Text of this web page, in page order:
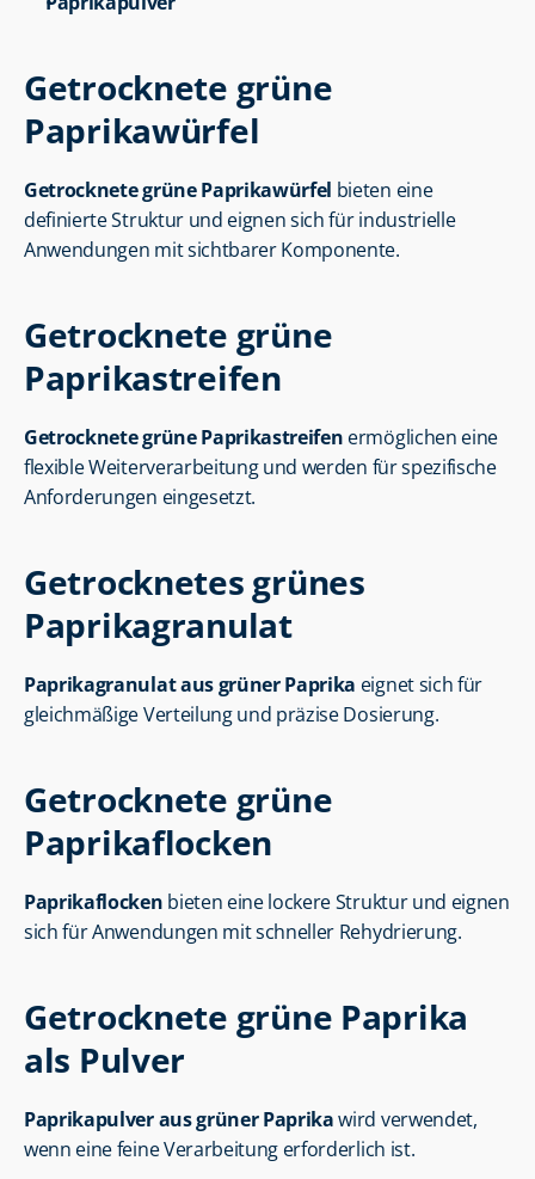
Getrocknete grüne
Paprikawürfel
Getrocknete grüne Paprikawürfel bieten eine
definierte Struktur und eignen sich für industrielle
Anwendungen mit sichtbarer Komponente.
Getrocknete grüne
Paprikastreifen
Getrocknete grüne Paprikastreifen ermöglichen eine
flexible Weiterverarbeitung und werden für spezifische
Anforderungen eingesetzt.
Getrocknetes grünes
Paprikagranulat
Paprikagranulat aus grüner Paprika eignet sich für
gleichmäßige Verteilung und präzise Dosierung.
Getrocknete grüne
Paprikaflocken
Paprikaflocken bieten eine lockere Struktur und eignen
sich für Anwendungen mit schneller Rehydrierung.
Getrocknete grüne Paprika
als Pulver
Paprikapulver aus grüner Paprika wird verwendet,
wenn eine feine Verarbeitung erforderlich ist.